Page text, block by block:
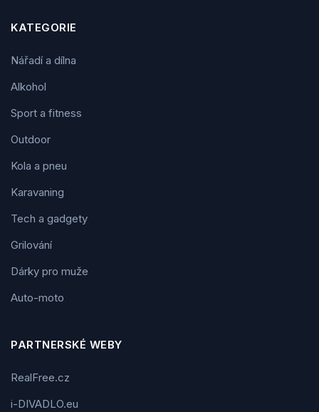
KATEGORIE
Nářadí a dílna
Alkohol
Sport a fitness
Outdoor
Kola a pneu
Karavaning
Tech a gadgety
Grilování
Dárky pro muže
Auto-moto
PARTNERSKÉ WEBY
RealFree.cz
i-DIVADLO.eu